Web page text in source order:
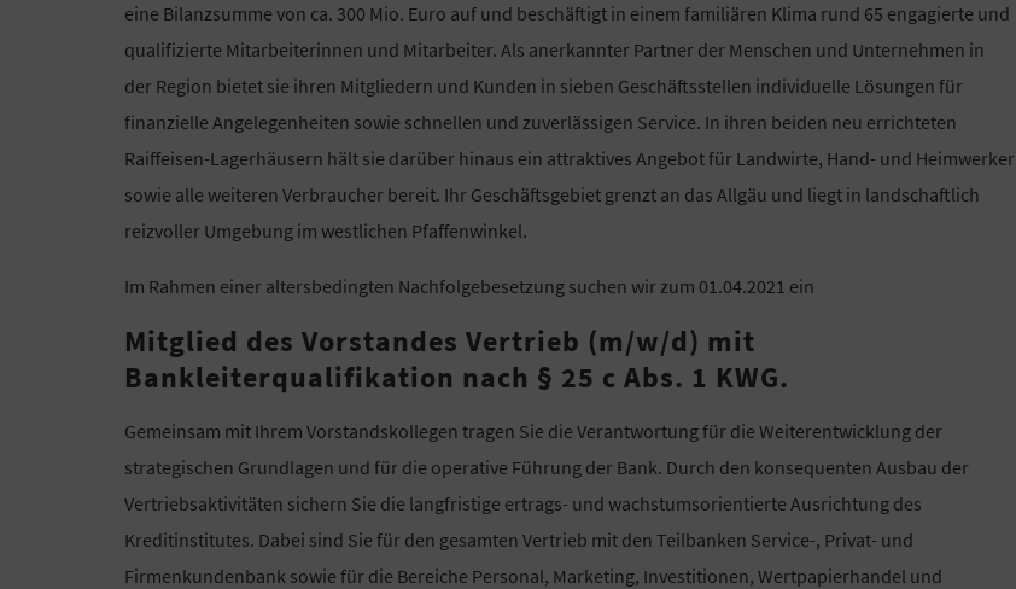
eine Bilanzsumme von ca. 300 Mio. Euro auf und beschäftigt in einem familiären Klima rund 65 engagierte und
qualifizierte Mitarbeiterinnen und Mitarbeiter. Als anerkannter Partner der Menschen und Unternehmen in
der Region bietet sie ihren Mitgliedern und Kunden in sieben Geschäftsstellen individuelle Lösungen für
finanzielle Angelegenheiten sowie schnellen und zuverlässigen Service. In ihren beiden neu errichteten
Raiffeisen-Lagerhäusern hält sie darüber hinaus ein attraktives Angebot für Landwirte, Hand- und Heimwerker
sowie alle weiteren Verbraucher bereit. Ihr Geschäftsgebiet grenzt an das Allgäu und liegt in landschaftlich
reizvoller Umgebung im westlichen Pfaffenwinkel.
Im Rahmen einer altersbedingten Nachfolgebesetzung suchen wir zum 01.04.2021 ein
Mitglied des Vorstandes Vertrieb (m/w/d) mit
Bankleiterqualifikation nach § 25 c Abs. 1 KWG.
Gemeinsam mit Ihrem Vorstandskollegen tragen Sie die Verantwortung für die Weiterentwicklung der
strategischen Grundlagen und für die operative Führung der Bank. Durch den konsequenten Ausbau der
Vertriebsaktivitäten sichern Sie die langfristige ertrags- und wachstumsorientierte Ausrichtung des
Kreditinstitutes. Dabei sind Sie für den gesamten Vertrieb mit den Teilbanken Service-, Privat- und
Firmenkundenbank sowie für die Bereiche Personal, Marketing, Investitionen, Wertpapierhandel und